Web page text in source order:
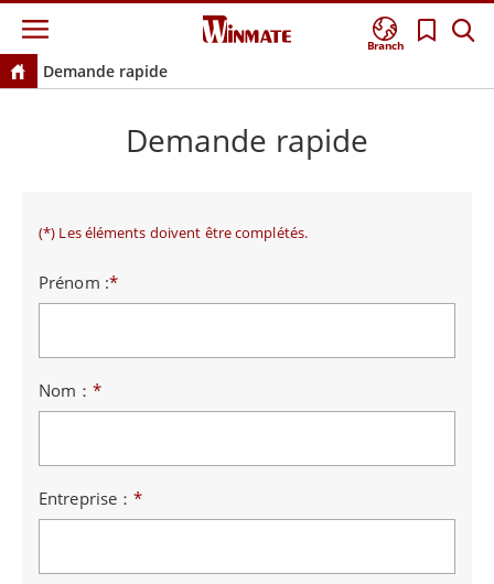
Branch
Demande rapide
Demande rapide
(*) Les éléments doivent être complétés.
Prénom :*
Nom：*
Entreprise：*